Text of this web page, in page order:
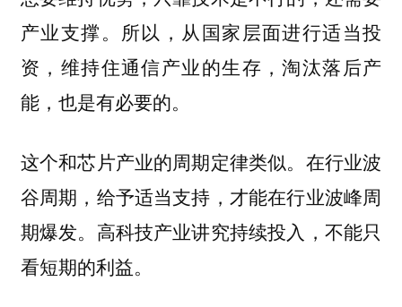
产业支撑。所以，从国家层面进行适当投
资，维持住通信产业的生存，淘汰落后产
能，也是有必要的。
这个和芯片产业的周期定律类似。在行业波
谷周期，给予适当支持，才能在行业波峰周
期爆发。高科技产业讲究持续投入，不能只
看短期的利益。